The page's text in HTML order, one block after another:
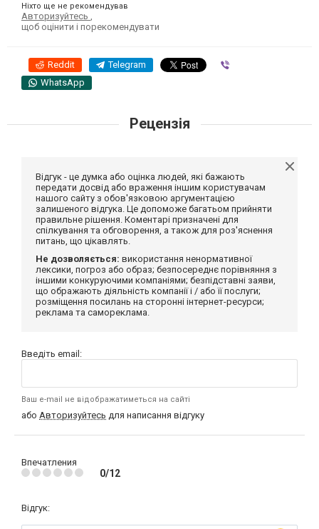
Ніхто ще не рекомендував
Авторизуйтесь
щоб оцінити і порекомендувати
Reddit Telegram
WhatsApp
Рецензія
Відгук - це думка або оцінка людей, які бажають
передати досвід або враження іншим користувачам
нашого сайту з обов'язковою аргументацією
залишеного відгука. Це допоможе багатьом прийняти
правильне рішення. Коментарі призначені для
спілкування та обговорення, а також для роз'яснення
питань, що цікавлять.
Не дозволяється: використання ненормативної
лексики, погроз або образ; безпосереднє порівняння з
іншими конкуруючими компаніями; безпідставні заяви,
що ображають діяльність компанії і / або її послуги;
розміщення посилань на сторонні інтернет-ресурси;
реклама та самореклама.
Введіть email:
Ваш e-mail не відображатиметься на сайті
або Авторизуйтесь для написання відгуку
Впечатления
0/12
Відгук: